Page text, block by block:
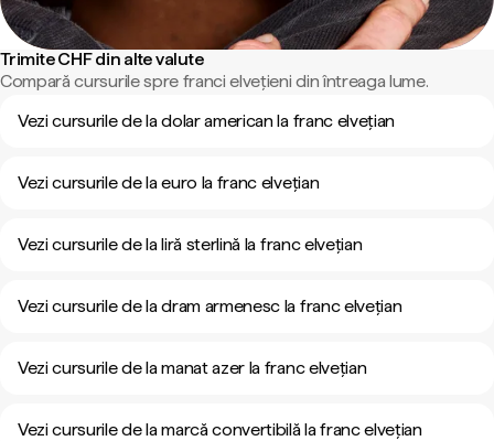
Trimite CHF din alte valute
Compară cursurile spre franci elvețieni din întreaga lume.
Vezi cursurile de la dolar american la franc elvețian
Vezi cursurile de la euro la franc elvețian
Vezi cursurile de la liră sterlină la franc elvețian
Vezi cursurile de la dram armenesc la franc elvețian
Vezi cursurile de la manat azer la franc elvețian
Vezi cursurile de la marcă convertibilă la franc elvețian